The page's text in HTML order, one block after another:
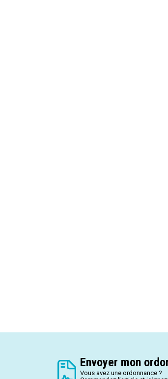
Envoyer mon
Vous avez une ordonnance ?